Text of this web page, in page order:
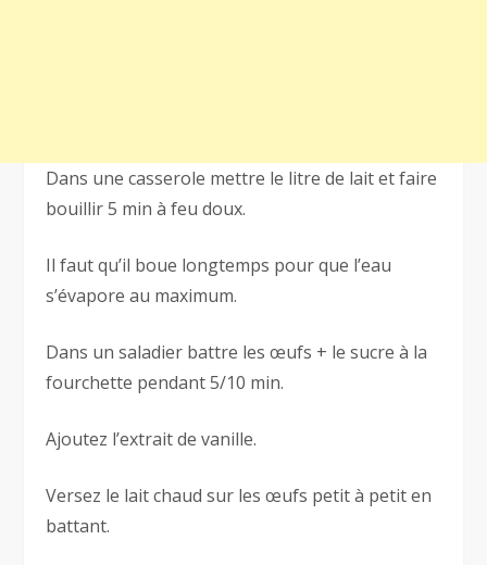
Dans une casserole mettre le litre de lait et faire
bouillir 5 min à feu doux.
Il faut qu’il boue longtemps pour que l’eau
s’évapore au maximum.
Dans un saladier battre les œufs + le sucre à la
fourchette pendant 5/10 min.
Ajoutez l’extrait de vanille.
Versez le lait chaud sur les œufs petit à petit en
battant.